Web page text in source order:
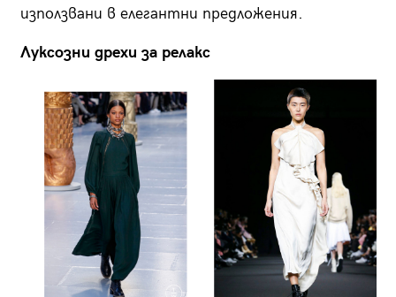
използвани в елегантни предложения.
Луксозни дрехи за релакс